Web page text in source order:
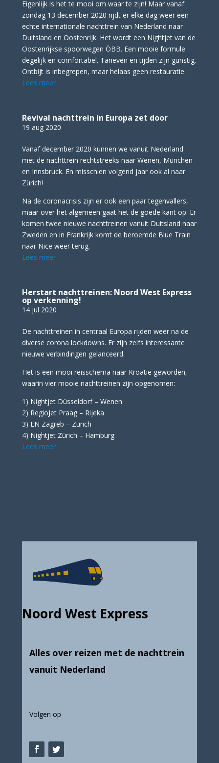
Eigenlijk is het te mooi om waar te zijn! Maar vanaf
zondag 13 december 2020 rijdt er elke dag weer een
echte internationale nachttrein van Nederland naar
Duitsland en Oostenrijk. Het wordt een Nightjet van de
Oostenrijkse spoorwegen ÖBB. Een mooie formule:
degelijk en comfortabel. Tarieven en tijden zijn gunstig.
Ontbijt is inbegrepen, maar helaas geen restauratie.
Lees meer
Revival nachttrein in Europa zet door
19 aug 2020
Vanaf december 2020 kunnen we vanuit Nederland
met de nachttrein rechtstreeks naar Wenen, München
en Innsbruck. En misschien volgend jaar ook al naar
Zürich!
Na de coronacrisis zijn er ook een paar tegenvallers,
maar over het algemeen gaat het de goede kant op. Er
komen twee nieuwe nachttreinen vanuit Duitsland naar
Zweden en in Frankrijk komt de beroemde Blue Train
naar Nice weer terug.
Lees meer
Herstart nachttreinen: Noord West Express
op verkenning!
14 jul 2020
De nachttreinen in centraal Europa rijden weer na de
diverse corona lockdowns. Er zijn zelfs interessante
nieuwe verbindingen gelanceerd.
Het is een mooi reisschema naar Kroatië geworden,
waarin vier mooie nachttreinen zijn opgenomen:
1) Nightjet Düsseldorf – Wenen
2) RegioJet Praag – Rijeka
3) EN Zagreb – Zürich
4) Nightjet Zürich – Hamburg
Lees meer
Noord West Express
Alles over reizen met de nachttrein
vanuit Nederland
Volgen op